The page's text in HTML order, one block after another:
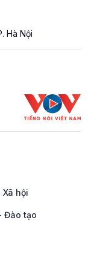
Hà Nội
hội
Đào tạo